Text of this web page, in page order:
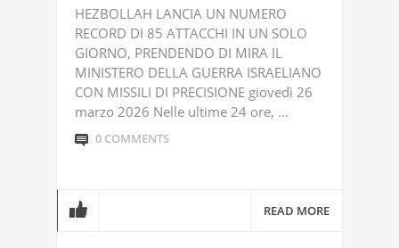
HEZBOLLAH LANCIA UN NUMERO
RECORD DI 85 ATTACCHI IN UN SOLO
GIORNO, PRENDENDO DI MIRA IL
MINISTERO DELLA GUERRA ISRAELIANO
CON MISSILI DI PRECISIONE giovedì 26
marzo 2026 Nelle ultime 24 ore, ...
0 COMMENTS
READ MORE